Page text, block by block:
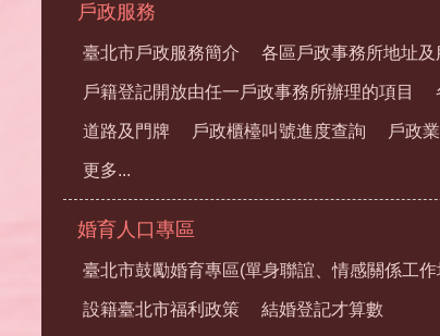
戶政服務
臺北市戶政服務簡介 各區戶政事務所地址及
戶籍登記開放由任一戶政事務所辦理的項目
道路及門牌 戶政櫃檯叫號進度查詢 戶政
更多...
婚育人口專區
臺北市鼓勵婚育專區(單身聯誼、情感關係工
設籍臺北市福利政策 結婚登記才算數